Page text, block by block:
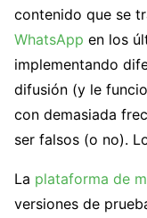
contenido que se
WhatsApp en los
implementando
difusión (y le
con demasiada
ser falsos (o no).
La plataforma de
versiones de